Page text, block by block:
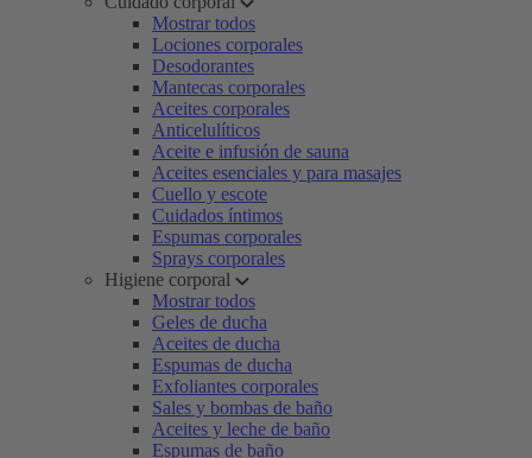
Mostrar todos
Lociones corporales
Desodorantes
Mantecas corporales
Aceites corporales
Anticelulíticos
Aceite e infusión de sauna
Aceites esenciales y para masajes
Cuello y escote
Cuidados íntimos
Espumas corporales
Sprays corporales
Higiene corporal
Mostrar todos
Geles de ducha
Aceites de ducha
Espumas de ducha
Exfoliantes corporales
Sales y bombas de baño
Aceites y leche de baño
Espumas de baño